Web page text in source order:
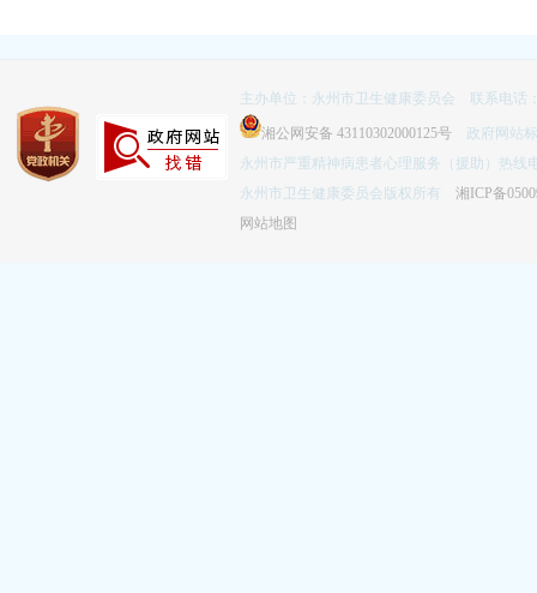
主办单位：永州市卫生健康委员会 联系电话
湘公网安备 43110302000125号 政府网站标
永州市严重精神病患者心理服务（援助）热线
永州市卫生健康委员会版权所有 湘ICP备
网站地图